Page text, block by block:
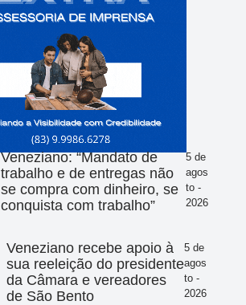
Veneziano: “Mandato de
trabalho e de entregas não
se compra com dinheiro, se
conquista com trabalho”
5 de
agos
to -
2026
Veneziano recebe apoio à
sua reeleição do presidente
da Câmara e vereadores
de São Bento
5 de
agos
to -
2026